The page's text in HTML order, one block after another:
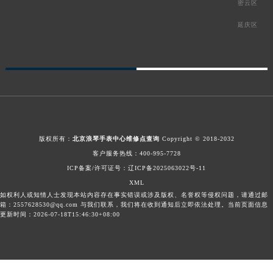
密云区
延庆区
版权所有： 北京浪琴手表中心维修点查询 Copyright © 2018-2032
客户服务热线： 400-995-7728
ICP备案/许可证号：辽ICP备2025063022号-11
XML
如权利人或知情人士发现本站内容存在事实错误或涉及版权、名誉权等侵权问题，请通过邮
箱：2557628530@qq.com 与我们联系，我们将在收到通知后立即依法处理。当前页面信息
更新时间：2026-07-18T15:46:30+08:00